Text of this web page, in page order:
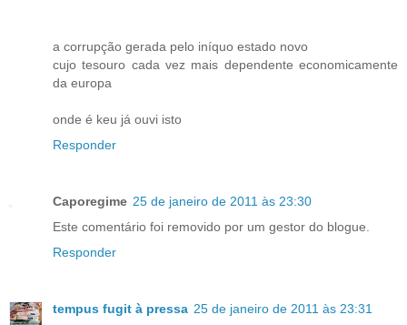
a corrupção gerada pelo iníquo estado novo
cujo tesouro cada vez mais dependente economicamente
da europa
onde é keu já ouvi isto
Responder
Caporegime 25 de janeiro de 2011 às 23:30
Este comentário foi removido por um gestor do blogue.
Responder
tempus fugit à pressa 25 de janeiro de 2011 às 23:31